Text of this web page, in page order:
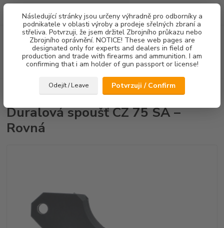
Následující stránky jsou určeny výhradně pro odborníky a
podnikatele v oblasti výroby a prodeje sřelných zbraní a
střeliva. Potvrzuji, že jsem držitel Zbrojního průkazu nebo
Zbrojního oprávnění. NOTICE! These web pages are
designated only for experts and dealers in field of
production and trade with firearms and ammunition. I am
confirming that i am holder of gun passport or license!
Odejít / Leave Potvrzuji / Confirm
Menu
Hledat
za0,00 Kč
Duralová spoušť CZ 75 SA – Rovná
Duralová spoušť CZ 75 SA –
Rovná